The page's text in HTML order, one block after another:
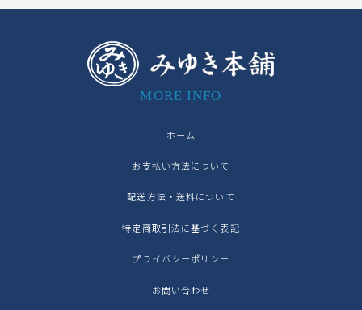
MORE INFO
ホーム
お支払い方法について
配送方法・送料について
特定商取引法に基づく表記
プライバシーポリシー
お問い合わせ